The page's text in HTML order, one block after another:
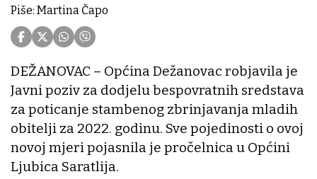
Piše: Martina Čapo
DEŽANOVAC – Općina Dežanovac robjavila je
Javni poziv za dodjelu bespovratnih sredstava
za poticanje stambenog zbrinjavanja mladih
obitelji za 2022. godinu. Sve pojedinosti o ovoj
novoj mjeri pojasnila je pročelnica u Općini
Ljubica Saratlija.